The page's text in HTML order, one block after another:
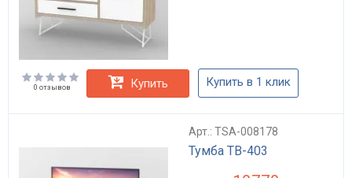
0 отзывов Купить Купить в 1 клик
Арт.: TSA-008178
Тумба ТВ-403